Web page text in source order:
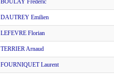
BOULAY Frederic
DAUTREY Emilien
LEFEVRE Florian
TERRIER Arnaud
FOURNIQUET Laurent